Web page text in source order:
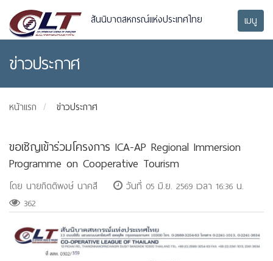
สันนิบาตสหกรณ์แห่งประเทศไทย เมนู
ข่าวประกาศ
หน้าแรก ข่าวประกาศ
ขอเชิญเข้าร่วมโครงการ ICA-AP Regional Immersion
Programme on Cooperative Tourism
โดย นายกิตติพงษ์ นาคสี
วันที่ 05 มิ.ย. 2569 เวลา 16:36 น.
362